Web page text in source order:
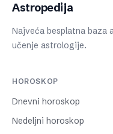
Astropedija
Najveća besplatna
učenje astrologije.
HOROSKOP
Dnevni horoskop
Nedeljni horoskop